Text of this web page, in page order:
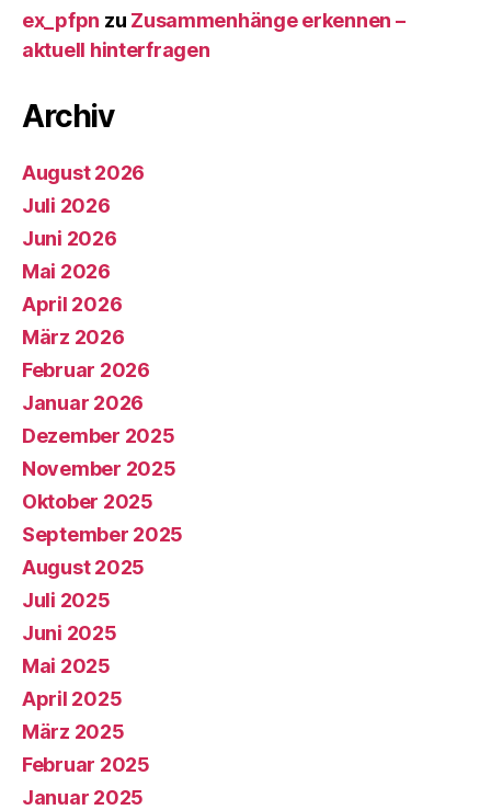
ex_pfpn zu Zusammenhänge erkennen –
aktuell hinterfragen
Archiv
August 2026
Juli 2026
Juni 2026
Mai 2026
April 2026
März 2026
Februar 2026
Januar 2026
Dezember 2025
November 2025
Oktober 2025
September 2025
August 2025
Juli 2025
Juni 2025
Mai 2025
April 2025
März 2025
Februar 2025
Januar 2025